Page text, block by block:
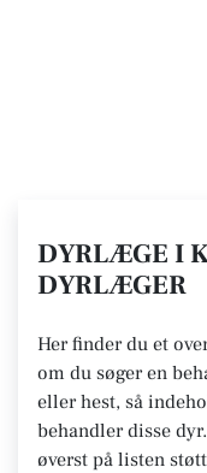
DYRLÆGE I
DYRLÆGER
Her finder du et
om du søger en
eller hest, så
behandler disse
øverst på listen